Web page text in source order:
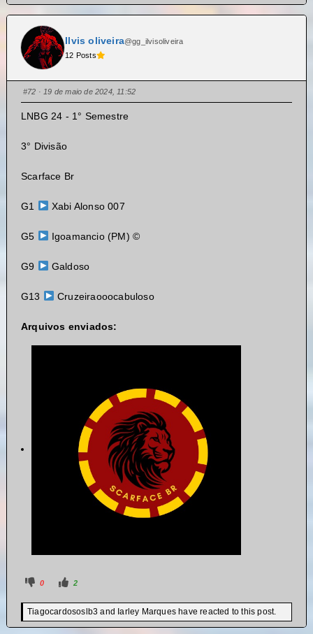
Ilvis oliveira@gg_ilvisoliveira
12 Posts
#72 · 19 de maio de 2024, 11:52
LNBG 24 - 1° Semestre
3° Divisão
Scarface Br
G1 Xabi Alonso 007
G5 Igoamancio (PM) ©
G9 Galdoso
G13 Cruzeiraooocabuloso
Arquivos enviados:
0 2
Tiagocardososlb3 and Iarley Marques have reacted to this post.